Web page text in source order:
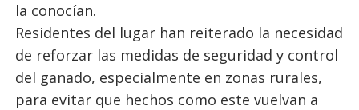
la conocían.
Residentes del lugar han reiterado la necesidad
de reforzar las medidas de seguridad y control
del ganado, especialmente en zonas rurales,
para evitar que hechos como este vuelvan a